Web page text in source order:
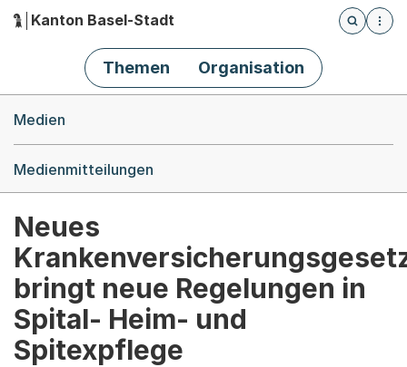
Hauptnavigation
Kanton Basel-Stadt
Öffnet
Themen Organisation
Medien
Medienmitteilungen
Neues
bringt neue Regelungen in
Spital- Heim- und
Spitexpflege